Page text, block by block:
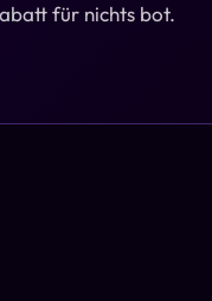
für nichts bot.